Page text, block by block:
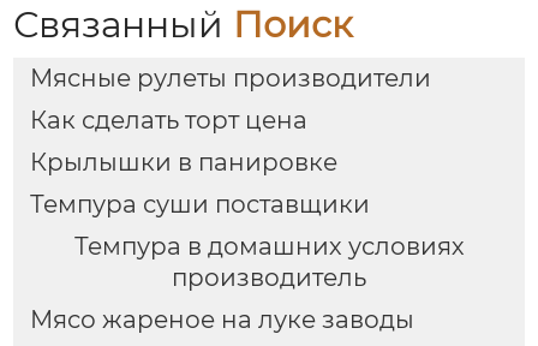
Связанный Поиск
Мясные рулеты производители
Как сделать торт цена
Крылышки в панировке
Темпура суши поставщики
Темпура в домашних условиях
производитель
Мясо жареное на луке заводы